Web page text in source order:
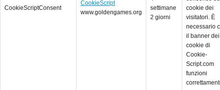
CookieScriptConsent
CookieScript
www.goldengames.org
settimane
2 giorni
cookie dei
visitatori. È
necessario
il banner dei
cookie di
Cookie-
Script.com
funzioni